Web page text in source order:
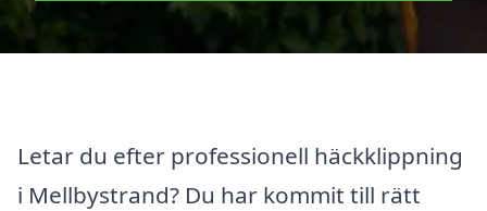
Letar du efter professionell häckklippning
i Mellbystrand? Du har kommit till rätt